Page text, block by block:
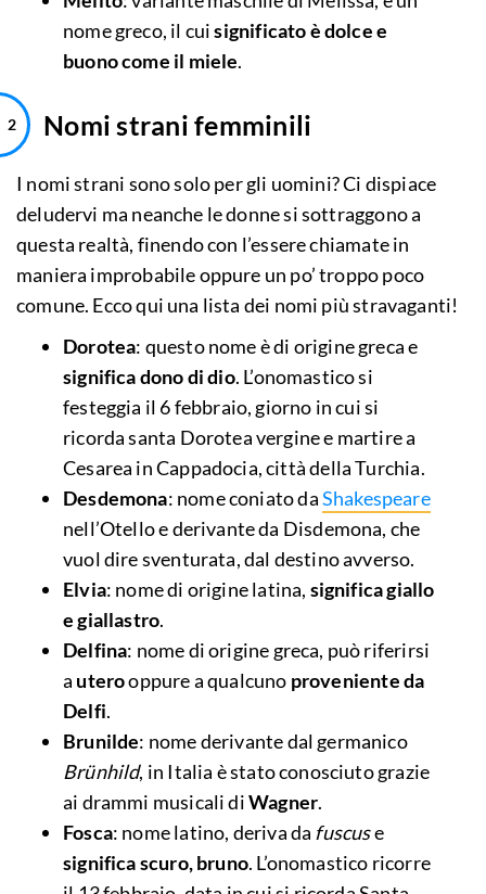
nome greco, il cuisignificato è dolce e
buono come il miele.
Nomi strani femminili
I nomi strani sono solo per gli uomini? Ci dispiace
deludervi ma neanche le donne si sottraggono a
questa realtà, finendo con l’essere chiamate in
maniera improbabile oppure un po’ troppo poco
comune. Ecco qui una lista dei nomi più stravaganti!
Dorotea: questo nome è di origine greca e
significa dono di dio. L’onomastico si
festeggia il 6 febbraio, giorno in cui si
ricorda santa Dorotea vergine e martire a
Cesarea in Cappadocia, città della Turchia.
Desdemona: nome coniato daShakespeare
nell’Otello e derivante da Disdemona, che
vuol dire sventurata, dal destino avverso.
Elvia: nome di origine latina, significa giallo
e giallastro.
Delfina: nome di origine greca, può riferirsi
a uterooppure a qualcuno proveniente da
Delfi.
Brunilde: nome derivante dal germanico
Brünhild, in Italia è stato conosciuto grazie
ai drammi musicali diWagner.
Fosca: nome latino, deriva da fuscuse
significa scuro, bruno. L’onomastico ricorre